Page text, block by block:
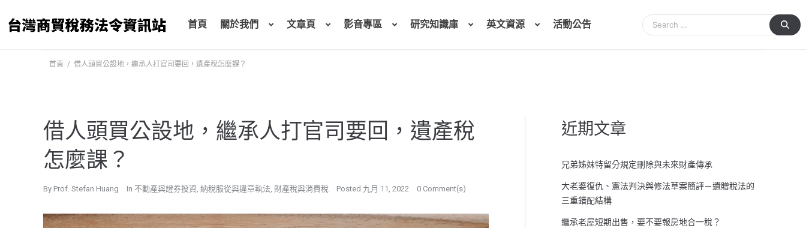
至
首頁 關於我們 文章頁 影音專區 研究知識庫 英文資源 活動公告
首頁 / 借人頭買公設地，繼承人打官司要回，遺產稅怎麼課？
借人頭買公設地，繼承人打官司要回，遺產稅
怎麼課？
By Prof. Stefan Huang In 不動產與證券投資, 納稅服從與違章執法, 財產稅與消費稅 Posted 九月 11, 2022 0 Comment(s)
近期文章
兄弟姊妹特留分規定刪除與未來財產傳承
大老婆復仇、憲法判決與修法草案簡評－遺贈稅法的
三重錯配結構
繼承老屋短期出售，要不要報房地合一稅？